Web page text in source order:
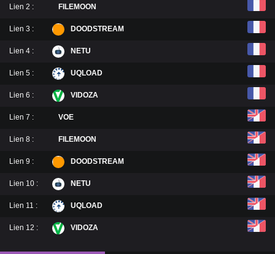
Lien 2 : FILEMOON
Lien 3 : DOODSTREAM
Lien 4 : NETU
Lien 5 : UQLOAD
Lien 6 : VIDOZA
Lien 7 : VOE
Lien 8 : FILEMOON
Lien 9 : DOODSTREAM
Lien 10 : NETU
Lien 11 : UQLOAD
Lien 12 : VIDOZA